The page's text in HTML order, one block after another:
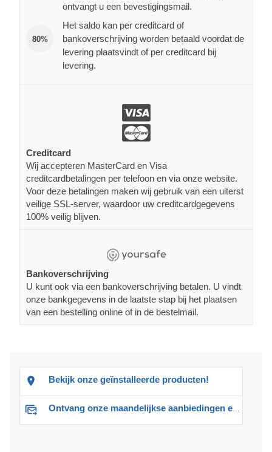
ontvangt u een bevestigingsmail.
80%
Het saldo kan per creditcard of
bankoverschrijving worden betaald voordat de
levering plaatsvindt of per creditcard bij
levering.
Creditcard
Wij accepteren MasterCard en Visa
creditcardbetalingen per telefoon en via onze website.
Voor deze betalingen maken wij gebruik van een uiterst
veilige SSL-server, waardoor uw creditcardgegevens
100% veilig blijven.
Bankoverschrijving
U kunt ook via een bankoverschrijving betalen. U vindt
onze bankgegevens in de laatste stap bij het plaatsen
van een bestelling online of in de bestelmail.
Bekijk onze geïnstalleerde producten!
Ontvang onze maandelijkse aanbiedingen en advies